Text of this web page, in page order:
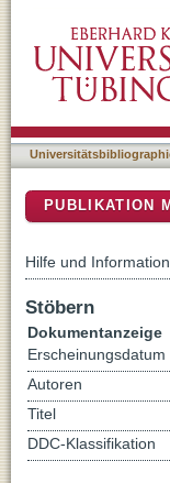
PUBLIKATION
Hilfe und
Stöbern
Dokumentanzeige
Erscheinungsdatum
Autoren
Titel
DDC-Klassifikation